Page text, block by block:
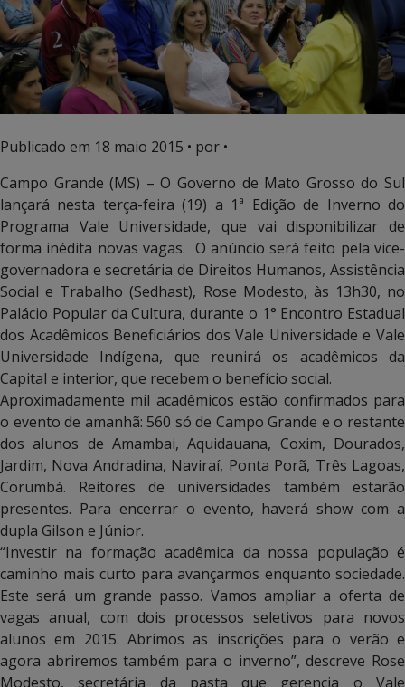
Publicado em 18 maio 2015 • por •
Campo Grande (MS) – O Governo de Mato Grosso do Sul
lançará nesta terça-feira (19) a 1ª Edição de Inverno do
Programa Vale Universidade, que vai disponibilizar de
forma inédita novas vagas. O anúncio será feito pela vice-
governadora e secretária de Direitos Humanos, Assistência
Social e Trabalho (Sedhast), Rose Modesto, às 13h30, no
Palácio Popular da Cultura, durante o 1° Encontro Estadual
dos Acadêmicos Beneficiários dos Vale Universidade e Vale
Universidade Indígena, que reunirá os acadêmicos da
Capital e interior, que recebem o benefício social.
Aproximadamente mil acadêmicos estão confirmados para
o evento de amanhã: 560 só de Campo Grande e o restante
dos alunos de Amambai, Aquidauana, Coxim, Dourados,
Jardim, Nova Andradina, Naviraí, Ponta Porã, Três Lagoas,
Corumbá. Reitores de universidades também estarão
presentes. Para encerrar o evento, haverá show com a
dupla Gilson e Júnior.
“Investir na formação acadêmica da nossa população é
caminho mais curto para avançarmos enquanto sociedade.
Este será um grande passo. Vamos ampliar a oferta de
vagas anual, com dois processos seletivos para novos
alunos em 2015. Abrimos as inscrições para o verão e
agora abriremos também para o inverno”, descreve Rose
Modesto, secretária da pasta que gerencia o Vale